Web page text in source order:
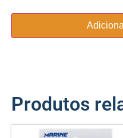
Produtos